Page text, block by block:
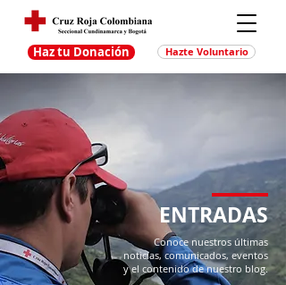
Haz tu Donación Hazte Voluntario
ENTRADAS
Conoce nuestros últimas
noticias, comunicados, eventos
y el contenido de nuestro blog.